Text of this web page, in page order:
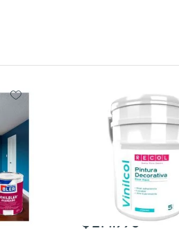
$ 214.990